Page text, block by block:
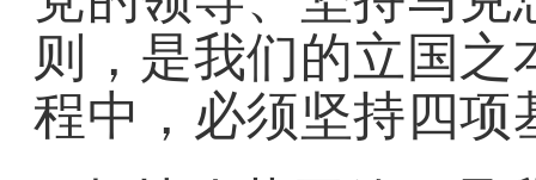
则，是我们的立国
程中，必须坚持四项